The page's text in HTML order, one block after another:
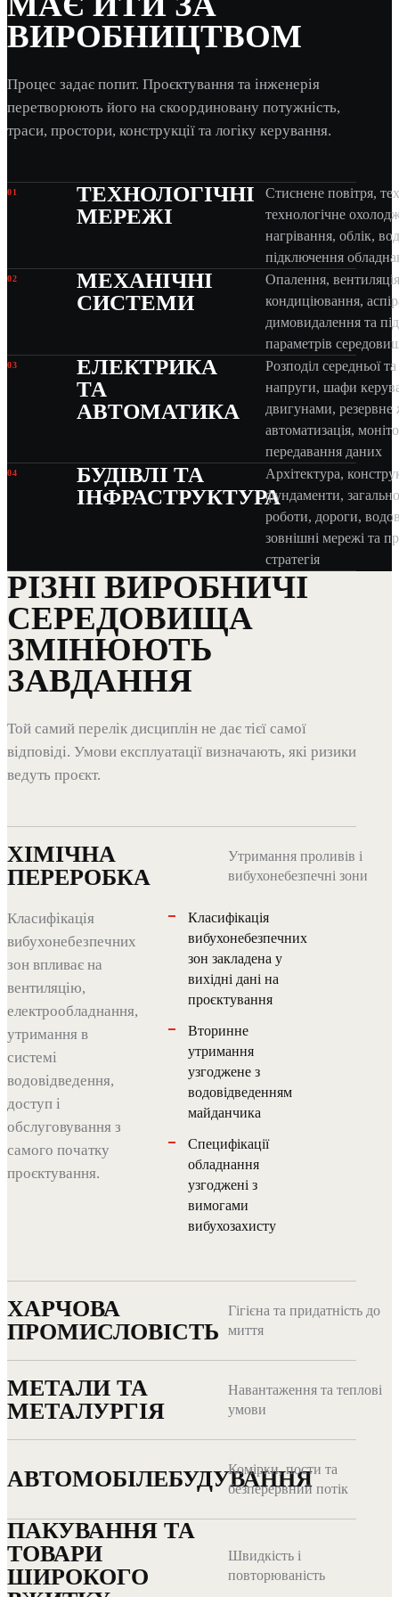
ВИРОБНИЦТВОМ
Процес задає попит. Проєктування та інженерія
перетворюють його на скоординовану потужність,
траси, простори, конструкції та логіку керування.
01
ТЕХНОЛОГІЧНІ
МЕРЕЖІ
Стиснене повітря,
технологічне
нагрівання, облік,
підключення
02
МЕХАНІЧНІ
СИСТЕМИ
Опалення,
кондиціювання,
димовидалення та
параметрів
03
ЕЛЕКТРИКА
ТА
АВТОМАТИКА
Розподіл середньої та
напруги, шафи
двигунами,
автоматизація,
передавання даних
04
БУДІВЛІ ТА
ІНФРАСТРУКТУРА
Архітектура,
фундаменти,
роботи, дороги,
зовнішні мережі та
стратегія
РІЗНІ ВИРОБНИЧІ
СЕРЕДОВИЩА
ЗМІНЮЮТЬ
ЗАВДАННЯ
Той самий перелік дисциплін не дає тієї самої
відповіді. Умови експлуатації визначають, які ризики
ведуть проєкт.
ХІМІЧНА
ПЕРЕРОБКА
Утримання проливів і
вибухонебезпечні зони
Класифікація
вибухонебезпечних
зон впливає на
вентиляцію,
електрообладнання,
утримання в
системі
водовідведення,
доступ і
обслуговування з
самого початку
проєктування.
Класифікація
вибухонебезпечних
зон закладена у
вихідні дані на
проєктування
Вторинне
утримання
узгоджене з
водовідведенням
майданчика
Специфікації
обладнання
узгоджені з
вимогами
вибухозахисту
ХАРЧОВА
ПРОМИСЛОВІСТЬ
Гігієна та придатність до
миття
МЕТАЛИ ТА
МЕТАЛУРГІЯ
Навантаження та теплові
умови
АВТОМОБІЛЕБУДУВАННЯ
Комірки, пости та
безперервний потік
ПАКУВАННЯ ТА
ТОВАРИ
ШИРОКОГО
Швидкість і
повторюваність